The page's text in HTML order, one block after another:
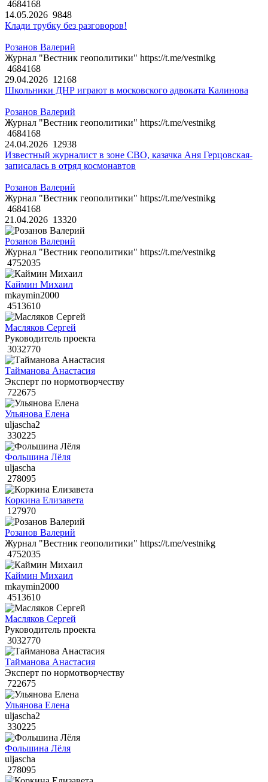
4684168
14.05.2026 9848
Клади трубку без разговоров!
Розанов Валерий
Журнал "Вестник геополитики" https://t.me/vestnikg
4684168
29.04.2026 12168
Школьники ДНР играют в московского адвоката Калинова
Розанов Валерий
Журнал "Вестник геополитики" https://t.me/vestnikg
4684168
24.04.2026 12938
Известный журналист в зоне СВО, казачка Аня Герцовская-
записалась в отряд космонавтов
Розанов Валерий
Журнал "Вестник геополитики" https://t.me/vestnikg
4684168
21.04.2026 13320
Розанов Валерий
Журнал "Вестник геополитики" https://t.me/vestnikg
4752035
Каймин Михаил
mkaymin2000
4513610
Масляков Сергей
Руководитель проекта
3032770
Тайманова Анастасия
Эксперт по нормотворчеству
722675
Ульянова Елена
uljascha2
330225
Фольшина Лёля
uljascha
278095
Коркина Елизавета
127970
Розанов Валерий
Журнал "Вестник геополитики" https://t.me/vestnikg
4752035
Каймин Михаил
mkaymin2000
4513610
Масляков Сергей
Руководитель проекта
3032770
Тайманова Анастасия
Эксперт по нормотворчеству
722675
Ульянова Елена
uljascha2
330225
Фольшина Лёля
uljascha
278095